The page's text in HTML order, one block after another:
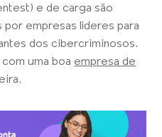
e de carga são
empresas líderes para
dos cibercriminosos.
uma boa empresa de